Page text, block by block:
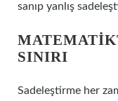
sanıp yanlış
SINIRI
Sadeleştirme her